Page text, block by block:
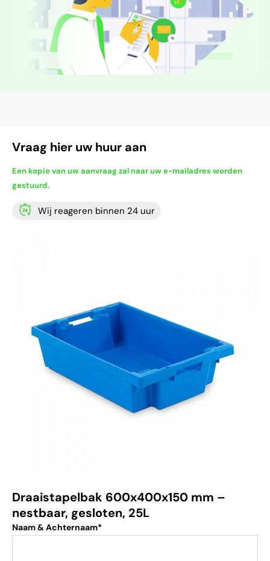
Vraag hier uw huur aan
Een kopie van uw aanvraag zal naar uw e-mailadres worden
gestuurd.
Wij reageren binnen 24 uur
Draaistapelbak 600x400x150 mm –
nestbaar, gesloten, 25L
Naam & Achternaam*